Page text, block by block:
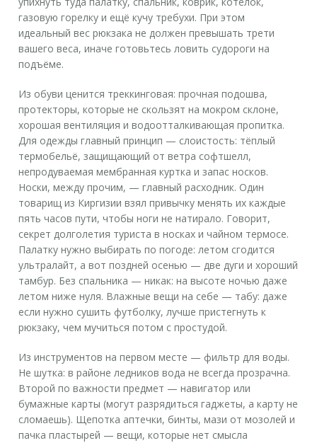
газовую горелку и ещё кучу требухи. При этом
идеальный вес рюкзака не должен превышать трети
вашего веса, иначе готовьтесь ловить судороги на
подъёме.
Из обуви ценится треккинговая: прочная подошва,
протекторы, которые не скользят на мокром склоне,
хорошая вентиляция и водоотталкивающая пропитка.
Для одежды главный принцип — слоистость: тёплый
термобельё, защищающий от ветра софтшелл,
непродуваемая мембранная куртка и запас носков.
Носки, между прочим, — главный расходник. Один
товарищ из Киргизии взял привычку менять их каждые
пять часов пути, чтобы ноги не натирало. Говорит,
секрет долголетия туриста в носках и чайном термосе.
Палатку нужно выбирать по погоде: летом сгодится
ультралайт, а вот поздней осенью — две дуги и хороший
тамбур. Без спальника — никак: на высоте ночью даже
летом ниже нуля. Влажные вещи на себе — табу: даже
если нужно сушить футболку, лучше пристегнуть к
рюкзаку, чем мучиться потом с простудой.
Из инструментов на первом месте — фильтр для воды.
Не шутка: в районе ледников вода не всегда прозрачна.
Второй по важности предмет — навигатор или
бумажные карты (могут разрядиться гаджеты, а карту не
сломаешь). Щепотка аптечки, бинты, мази от мозолей и
пачка пластырей — вещи, которые нет смысла